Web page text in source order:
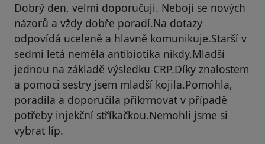
Dobrý den, velmi doporučuji. Nebojí se nových
názorů a vždy dobře poradí.Na dotazy
odpovídá uceleně a hlavně komunikuje.Starší v
sedmi letá neměla antibiotika nikdy.Mladší
jednou na základě výsledku CRP.Díky znalostem
a pomoci sestry jsem mladší kojila.Pomohla,
poradila a doporučila přikrmovat v případě
potřeby injekční stříkačkou.Nemohli jsme si
vybrat líp.